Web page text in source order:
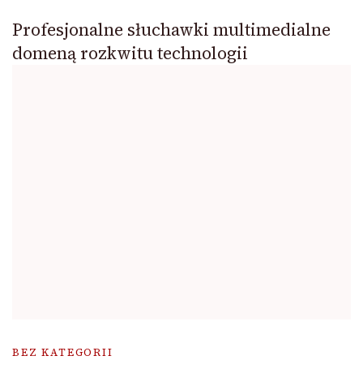
Profesjonalne słuchawki multimedialne
domeną rozkwitu technologii
BEZ KATEGORII